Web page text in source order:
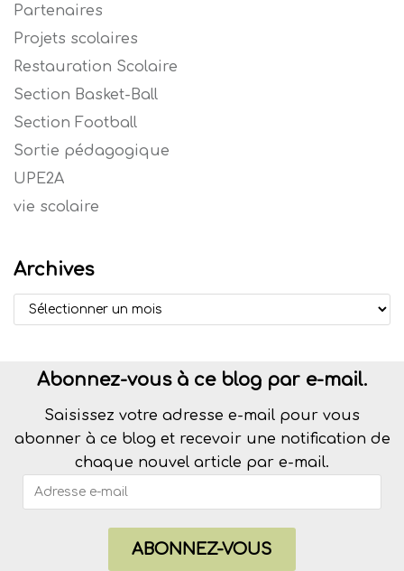
Partenaires
Projets scolaires
Restauration Scolaire
Section Basket-Ball
Section Football
Sortie pédagogique
UPE2A
vie scolaire
Archives
Abonnez-vous à ce blog par e-mail.
Saisissez votre adresse e-mail pour vous
abonner à ce blog et recevoir une notification de
chaque nouvel article par e-mail.
ABONNEZ-VOUS